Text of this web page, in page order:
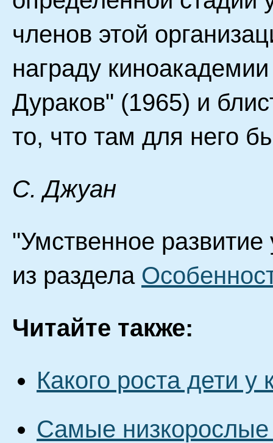
членов этой
награду
Дураков" (1965) и
то, что там для него
С. Джуан
"Умственное развитие
из раздела
Читайте также:
Какого роста дети у
Самые